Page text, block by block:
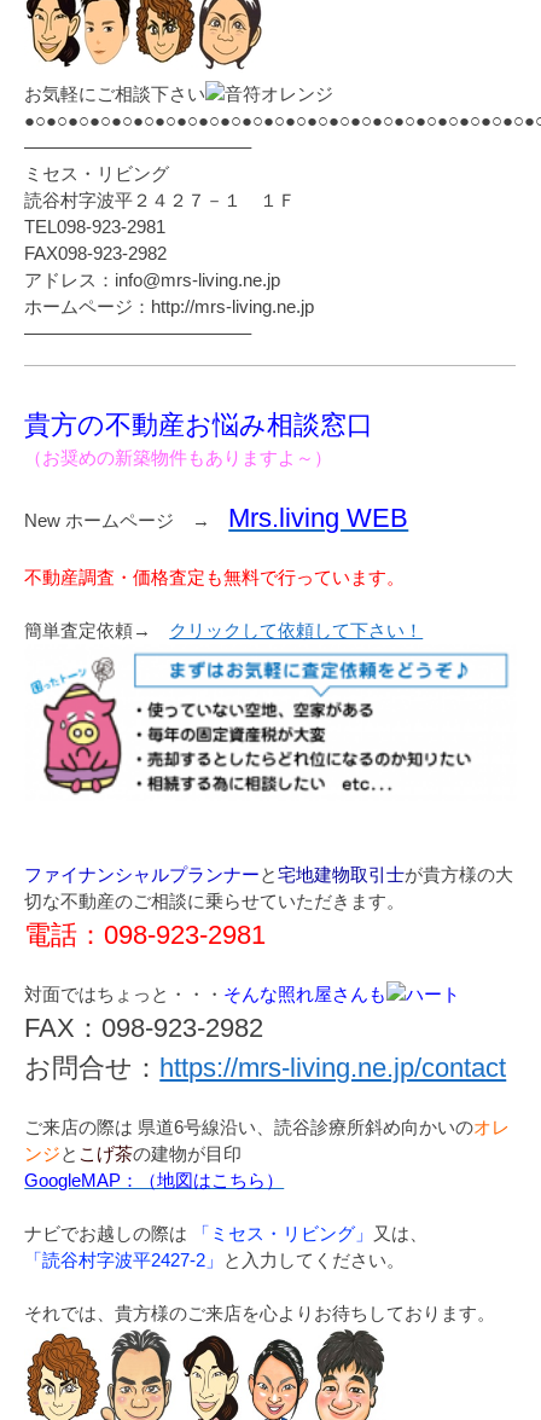
お気軽にご相談下さい
————————————–
ミセス・リビング
読谷村字波平２４２７－１ １Ｆ
TEL098-923-2981
FAX098-923-2982
アドレス：info@mrs-living.ne.jp
ホームページ：http://mrs-living.ne.jp
————————————–
貴方の不動産お悩み相談窓口
（お奨めの新築物件もありますよ～）
New ホームページ → Mrs.living WEB
不動産調査・価格査定も無料で行っています。
簡単査定依頼→ クリックして依頼して下さい！
ファイナンシャルプランナーと宅地建物取引士が貴方様の大
切な不動産のご相談に乗らせていただきます。
電話：098-923-2981
対面ではちょっと・・・ そんな照れ屋さんも
FAX：098-923-2982
お問合せ： https://mrs-living.ne.jp/contact
ご来店の際は 県道6号線沿い、読谷診療所斜め向かいのオレ
ンジと こげ茶の建物が目印
GoogleMAP：（地図はこちら）
ナビでお越しの際は 「ミセス・リビング」
又は、
「読谷村字波平2427-2」
と入力してください。
それでは、貴方様のご来店を心よりお待ちしております。